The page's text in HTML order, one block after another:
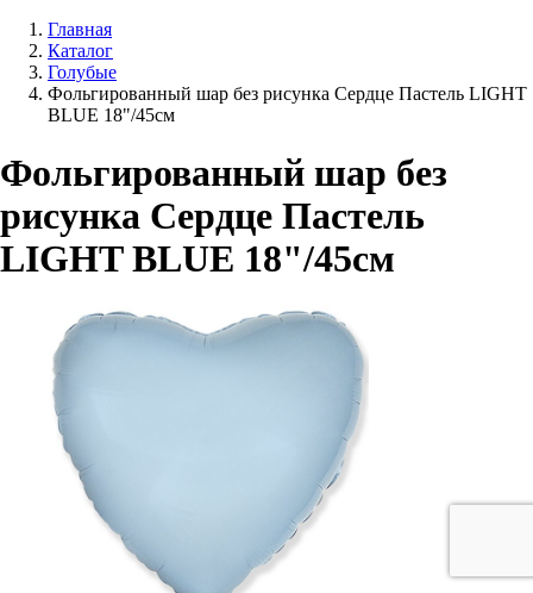
Главная
Каталог
Голубые
Фольгированный шар без рисунка Сердце Пастель LIGHT
BLUE 18"/45см
Фольгированный шар без
рисунка Сердце Пастель
LIGHT BLUE 18"/45см